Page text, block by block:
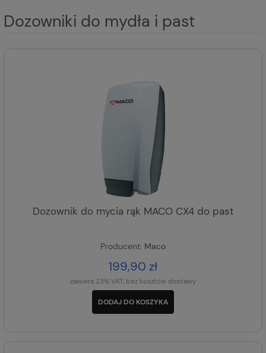
Dozowniki do mydła i past
Dozownik do mycia rąk MACO CX4 do past
Producent: Maco
199,90 zł
zawiera 23% VAT, bez kosztów dostawy
DODAJ DO KOSZYKA